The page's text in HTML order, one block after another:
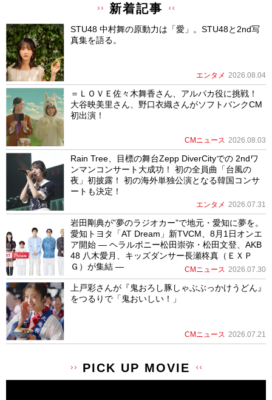
新着記事
STU48 中村舞の原動力は「愛」。STU48と2nd写
真集を語る。
エンタメ 2026.08.04
＝ＬＯＶＥ佐々木舞香さん、アルパカ役に挑戦！
大谷映美里さん、野口衣織さんがソフトバンクCM
初出演！
CMニュース 2026.08.03
Rain Tree、目標の舞台Zepp DiverCityでの 2ndワ
ンマンコンサート大成功！ 初の全員曲「台風の
夜」初披露！ 初の海外単独公演となる韓国コンサ
ートも決定！
エンタメ 2026.07.31
岩田剛典が”夢のラジオカー”で地元・愛知に夢を。
愛知トヨタ「AT Dream」新TVCM、8月1日オンエ
ア開始 ― ヘラルボニー松田崇弥・松田文登、AKB
48 八木愛月、キッズダンサー長瀬柊真（ＥＸＰ
Ｇ）が集結 ―
CMニュース 2026.07.30
上戸彩さんが『鬼おろし豚しゃぶぶっかけうどん』
をつるりで「鬼おいしい！」
CMニュース 2026.07.21
PICK UP MOVIE